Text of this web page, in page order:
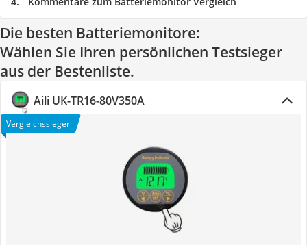
Die besten Batteriemonitore:
Wählen Sie Ihren persönlichen Testsieger
aus der Bestenliste.
Aili ‎UK-TR16-80V350A
Vergleichssieger